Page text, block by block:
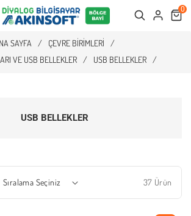
Search Cart
0
SAYFA / ÇEVRE BIRIMLERI
/
VE USB BELLEKLER / USB BELLEKLER /
USB BELLEKLER
37 Ürün